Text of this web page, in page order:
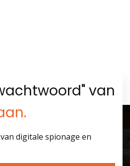
van
digitale spionage en